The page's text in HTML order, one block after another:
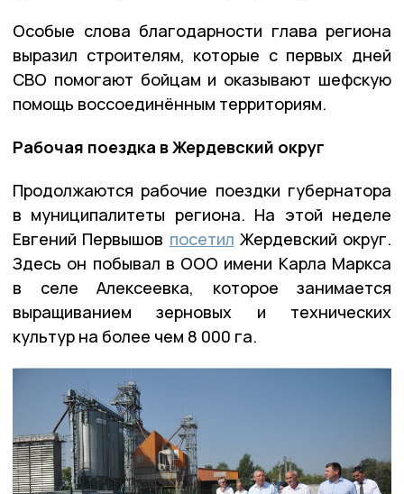
Особые слова благодарности глава региона
выразил строителям, которые с первых дней
СВО помогают бойцам и оказывают шефскую
помощь воссоединённым территориям.
Рабочая поездка в Жердевский округ
Продолжаются рабочие поездки губернатора
в муниципалитеты региона. На этой неделе
Евгений Первышов посетил Жердевский округ.
Здесь он побывал в ООО имени Карла Маркса
в селе Алексеевка, которое занимается
выращиванием зерновых и технических
культур на более чем 8 000 га.